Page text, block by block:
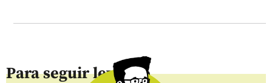
Para seguir leyendo